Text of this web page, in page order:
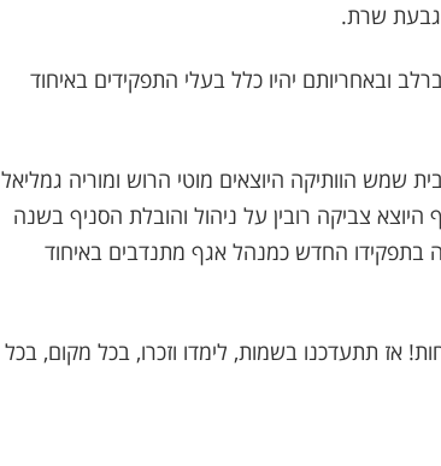
גבעת שרת.
ובאחריותם יהיו כלל בעלי התפקידים באיחוד
שמש הוותיקה היוצאים מוטי הרוש ומוריה גמליאל
צביקה רובין על ניהול והובלת הסניף בשנה
בתפקידו החדש כמנהל אגף מתנדבים באיחוד
אז תתעדכנו בשמות, לימדו וזכרו, בכל מקום, בכל